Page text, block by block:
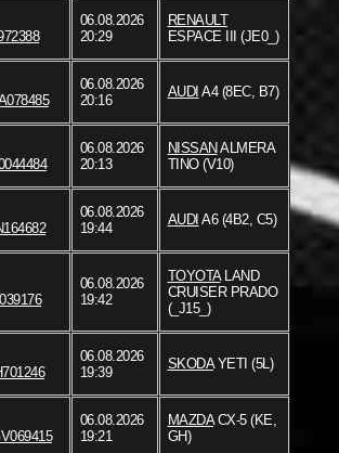
06.08.2026
20:29
RENAULT
ESPACE III (JE0_)
06.08.2026
20:16
AUDI A4 (8EC, B7)
06.08.2026
20:13
NISSAN ALMERA
TINO (V10)
06.08.2026
19:44
AUDI A6 (4B2, C5)
06.08.2026
19:42
TOYOTALAND
CRUISER PRADO
(_J15_)
06.08.2026
19:39
SKODAYETI (5L)
06.08.2026
19:21
MAZDACX-5 (KE,
GH)